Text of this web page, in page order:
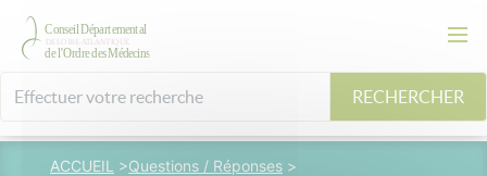
RECHERCHER
ACCUEIL >Questions / Réponses >